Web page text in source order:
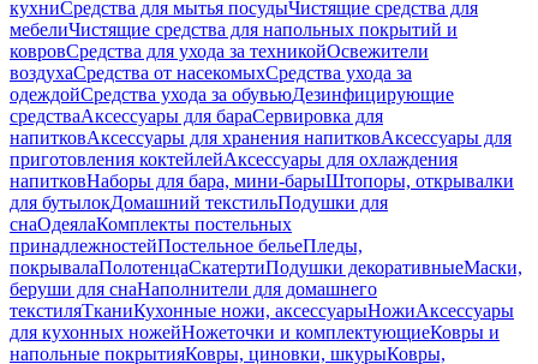
кухниСредства для мытья посудыЧистящие средства для
мебелиЧистящие средства для напольных покрытий и
ковровСредства для ухода за техникойОсвежители
воздухаСредства от насекомыхСредства ухода за
одеждойСредства ухода за обувьюДезинфицирующие
средстваАксессуары для бараСервировка для
напитковАксессуары для хранения напитковАксессуары для
приготовления коктейлейАксессуары для охлаждения
напитковНаборы для бара, мини-барыШтопоры, открывалки
для бутылокДомашний текстильПодушки для
снаОдеялаКомплекты постельных
принадлежностейПостельное бельеПледы,
покрывалаПолотенцаСкатертиПодушки декоративныеМаски,
беруши для снаНаполнители для домашнего
текстиляТканиКухонные ножи, аксессуарыНожиАксессуары
для кухонных ножейНожеточки и комплектующиеКовры и
напольные покрытияКовры, циновки, шкурыКовры,